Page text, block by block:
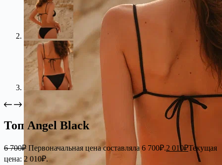
Топ Angel Black
6 700₽ Первоначальная цена составляла 6 700₽.2 010₽Текущая
цена: 2 010₽.